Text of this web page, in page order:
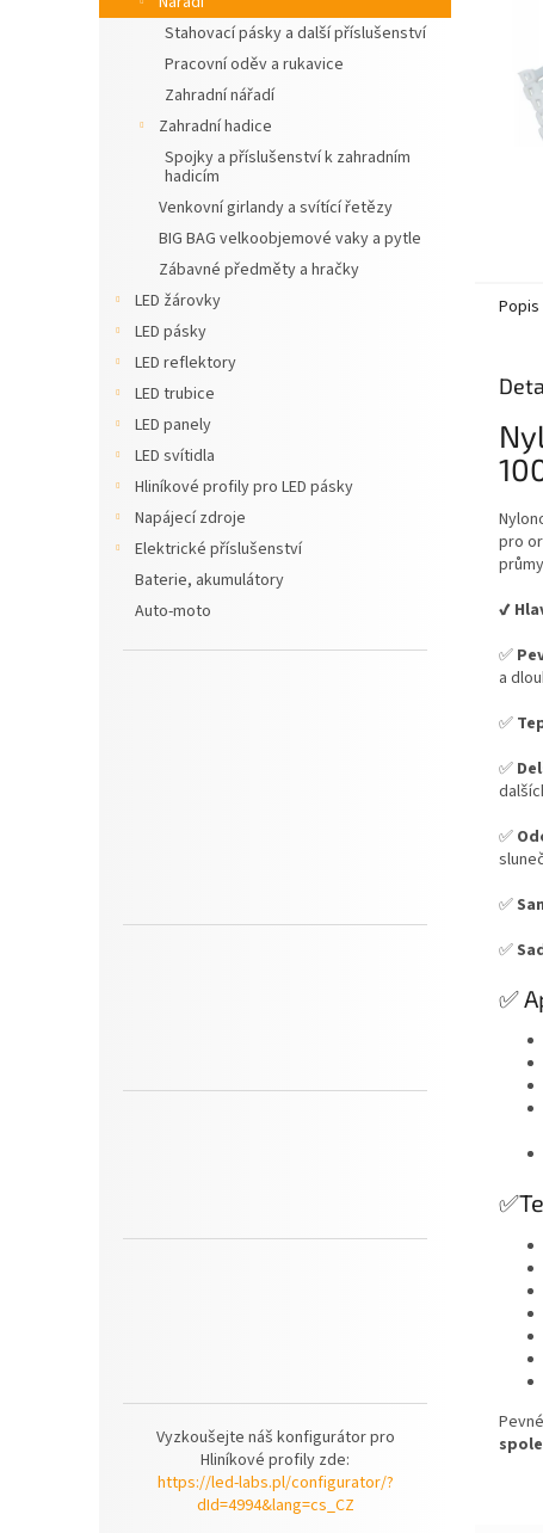
n
Stahovací pásky a další příslušenství
Pracovní oděv a rukavice
Zahradní nářadí
Zahradní hadice
Spojky a příslušenství k zahradním
hadicím
Venkovní girlandy a svítící řetězy
BIG BAG velkoobjemové vaky a pytle
Zábavné předměty a hračky
LED žárovky
LED pásky
LED reflektory
LED trubice
LED panely
LED svítidla
Hliníkové profily pro LED pásky
Napájecí zdroje
Elektrické příslušenství
Baterie, akumulátory
Auto-moto
Vyzkoušejte náš konfigurátor pro
Hliníkové profily zde:
https://led-labs.pl/configurator/?
dId=4994&lang=cs_CZ
Popis
pro
✔️
✅
a
✅
✅
✅
✅
✅
✅